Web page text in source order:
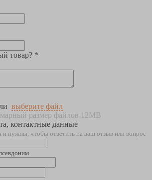
товар? *
выберите файл
размер файлов 12MB
контактные данные
нужны, чтобы ответить на ваш отзыв или вопрос